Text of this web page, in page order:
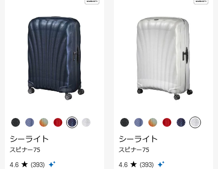
シーライト
スピナー75
4.6 (393)
シーライト
スピナー75
4.6 (393)